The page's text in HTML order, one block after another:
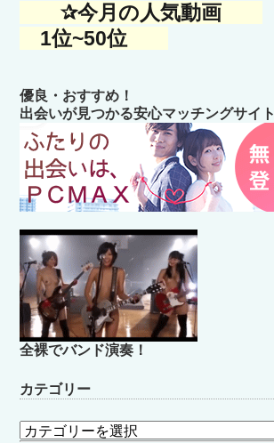
✰今月の人気動画
1位~50位
優良・おすすめ！
出会いが見つかる安心マッチングサイト
全裸でバンド演奏！
カテゴリー
カ